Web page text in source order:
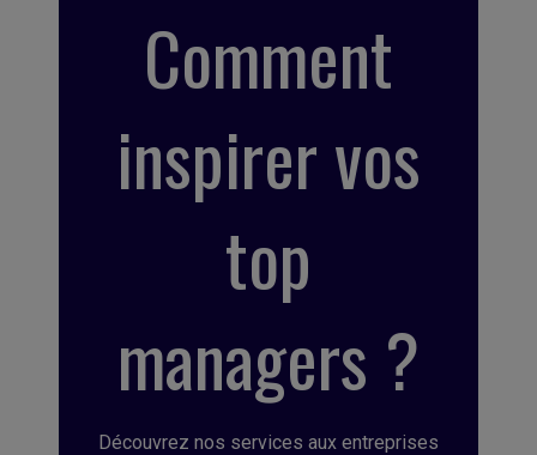
Comment
inspirer vos
top
managers ?
Découvrez nos services aux entreprises